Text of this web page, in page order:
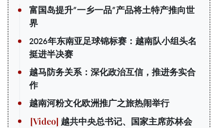
富国岛提升”一乡一品”产品将土特产推向世
界
2026年东南亚足球锦标赛：越南队小组头名
挺进半决赛
越马防务关系：深化政治互信，推进务实合
作
越南河粉文化欧洲推广之旅热闹举行
越共中央总书记、国家主席苏林会